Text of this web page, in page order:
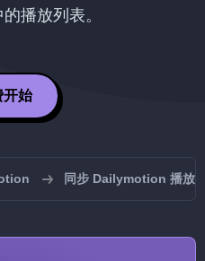
的播放列表。
开始
同步 Dailymotion 播放